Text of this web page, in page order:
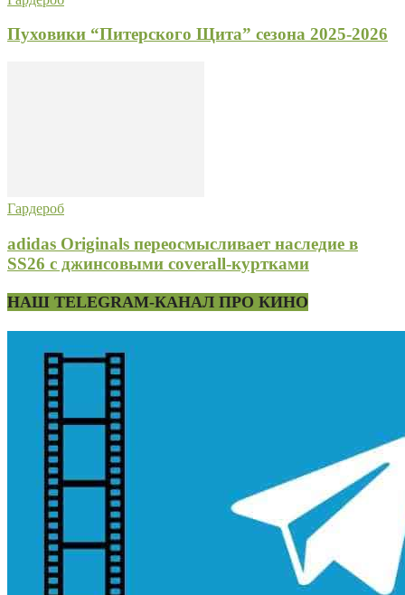
Пуховики “Питерского Щита” сезона 2025-2026
Гардероб
adidas Originals переосмысливает наследие в
SS26 с джинсовыми coverall-куртками
НАШ TELEGRAM-КАНАЛ ПРО КИНО